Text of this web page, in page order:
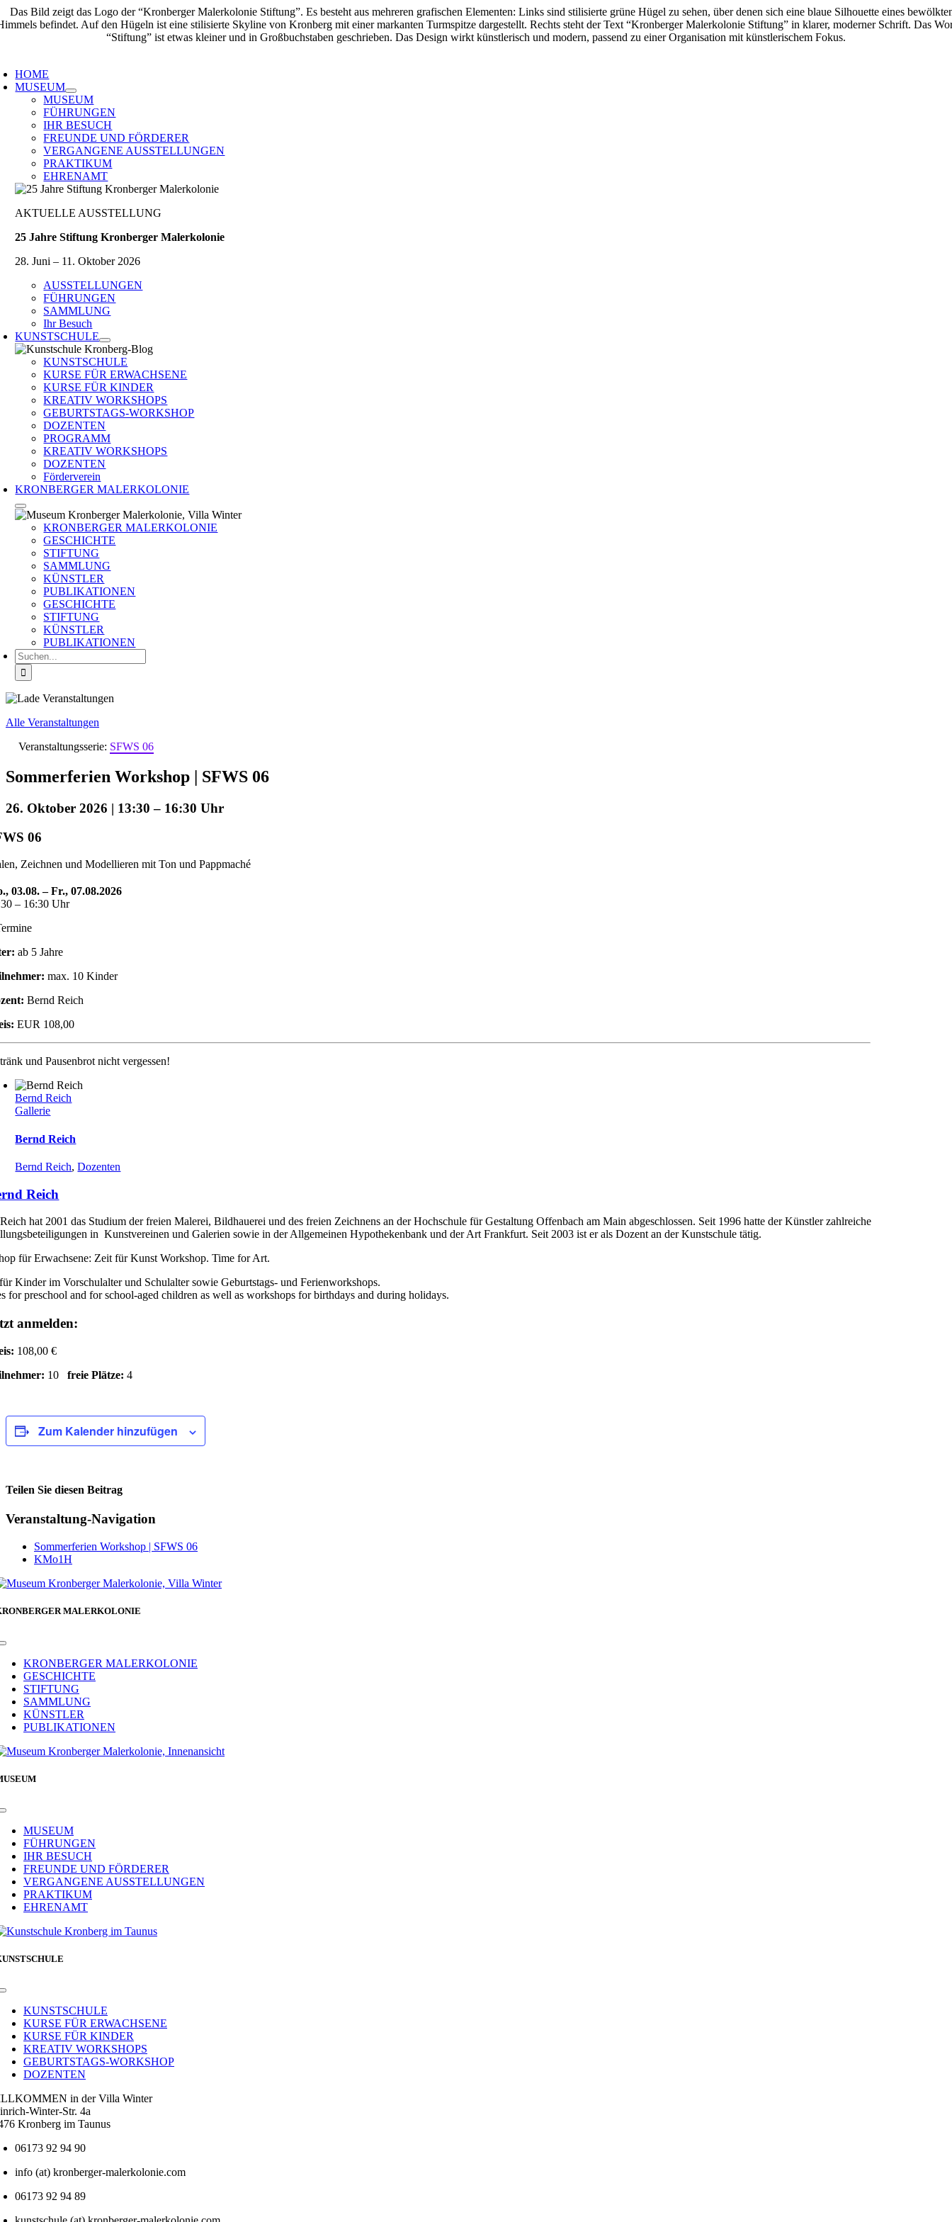
Zum
Inhalt
HOME
MUSEUM
MUSEUM
FÜHRUNGEN
IHR BESUCH
FREUNDE UND FÖRDERER
VERGANGENE AUSSTELLUNGEN
PRAKTIKUM
EHRENAMT
AKTUELLE AUSSTELLUNG
25 Jahre Stiftung Kronberger Malerkolonie
28. Juni – 11. Oktober 2026
AUSSTELLUNGEN
FÜHRUNGEN
SAMMLUNG
Ihr Besuch
KUNSTSCHULE
KUNSTSCHULE
KURSE FÜR ERWACHSENE
KURSE FÜR KINDER
KREATIV WORKSHOPS
GEBURTSTAGS-WORKSHOP
DOZENTEN
PROGRAMM
KREATIV WORKSHOPS
DOZENTEN
Förderverein
KRONBERGER MALERKOLONIE
KRONBERGER MALERKOLONIE
GESCHICHTE
STIFTUNG
SAMMLUNG
KÜNSTLER
PUBLIKATIONEN
GESCHICHTE
STIFTUNG
KÜNSTLER
PUBLIKATIONEN
Suche
nach:
Alle Veranstaltungen
Veranstaltungsserie: SFWS 06
Sommerferien Workshop | SFWS 06
26. Oktober 2026 | 13:30 – 16:30
06
Zeichnen und Modellieren mit Ton und Pappmaché
03.08. – Fr., 07.08.2026
– 16:30 Uhr
ab 5 Jahre
max. 10 Kinder
Bernd Reich
EUR 108,00
und Pausenbrot nicht vergessen!
Bernd Reich
Gallerie
Bernd Reich
Bernd Reich,Dozenten
Reich
hat 2001 das Studium der freien Malerei, Bildhauerei und des freien Zeichnens an der Hochschule für Gestaltung Offenbach am Main abgeschlossen. Seit 1996 hatte der Künstler zahlreiche
in Kunstvereinen und Galerien sowie in der Allgemeinen Hypothekenbank und der Art Frankfurt. Seit 2003 ist er als Dozent an der Kunstschule tätig.
für Erwachsene: Zeit für Kunst Workshop. Time for Art.
Kinder im Vorschulalter und Schulalter sowie Geburtstags- und Ferienworkshops.
for preschool and for school-aged children as well as workshops for birthdays and during holidays.
anmelden:
108,00 €
10freie Plätze: 4
Zum Kalender hinzufügen
Teilen Sie diesen Beitrag
Facebook
Veranstaltung-Navigation
Sommerferien Workshop | SFWS 06
KMo1H
MALERKOLONIE
Toggle
NavigationKRONBERGER MALERKOLONIE
GESCHICHTE
STIFTUNG
SAMMLUNG
KÜNSTLER
PUBLIKATIONEN
Toggle
NavigationMUSEUM
FÜHRUNGEN
IHR BESUCH
FREUNDE UND FÖRDERER
VERGANGENE AUSSTELLUNGEN
PRAKTIKUM
EHRENAMT
Toggle
NavigationKUNSTSCHULE
KURSE FÜR ERWACHSENE
KURSE FÜR KINDER
KREATIV WORKSHOPS
GEBURTSTAGS-WORKSHOP
DOZENTEN
in der Villa Winter
Winter-Str. 4a
Kronberg im Taunus
06173 92 94 90
info (at) kronberger-malerkolonie.com
06173 92 94 89